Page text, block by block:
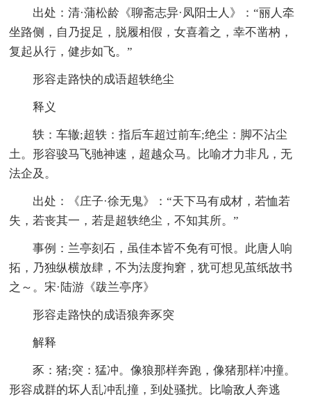
出处：清·蒲松龄《聊斋志异·凤阳士人》：“丽人牵
坐路侧，自乃捉足，脱履相假，女喜着之，幸不凿枘，
复起从行，健步如飞。”
形容走路快的成语超轶绝尘
释义
轶：车辙;超轶：指后车超过前车;绝尘：脚不沾尘
土。形容骏马飞驰神速，超越众马。比喻才力非凡，无
法企及。
出处：《庄子·徐无鬼》：“天下马有成材，若恤若
失，若丧其一，若是超轶绝尘，不知其所。”
事例：兰亭刻石，虽佳本皆不免有可恨。此唐人响
拓，乃独纵横放肆，不为法度拘窘，犹可想见茧纸故书
之～。宋·陆游《跋兰亭序》
形容走路快的成语狼奔豕突
解释
豕：猪;突：猛冲。像狼那样奔跑，像猪那样冲撞。
形容成群的坏人乱冲乱撞，到处骚扰。比喻敌人奔逃